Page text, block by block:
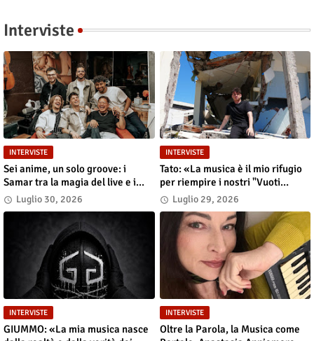
Interviste
INTERVISTE
Sei anime, un solo groove: i
Samar tra la magia del live e i
grandi sogni
Luglio 30, 2026
INTERVISTE
Tato: «La musica è il mio rifugio
per riempire i nostri "Vuoti
digitali"»
Luglio 29, 2026
INTERVISTE
GIUMMO: «La mia musica nasce
INTERVISTE
Oltre la Parola, la Musica come